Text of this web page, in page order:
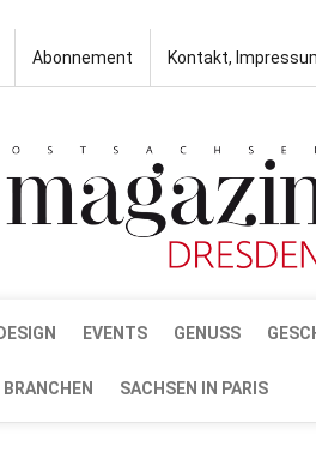
Abonnement Kontakt,
EVENTS GENUSS
SACHSEN IN PARIS